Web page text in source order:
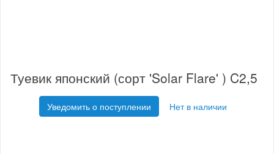
Туевик японский (сорт 'Solar Flare' ) C2,5
Уведомить о поступлении Нет в наличии